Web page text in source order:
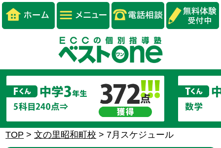
TOP >文の里昭和町校 > 7月スケジュール